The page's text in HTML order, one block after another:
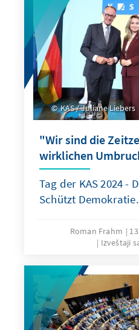
KAS / Juliane Liebers
"Wir sind die
wirklichen
Tag der KAS 2024 -
Schützt Demokratie.
Roman Frahm
Izveštaji